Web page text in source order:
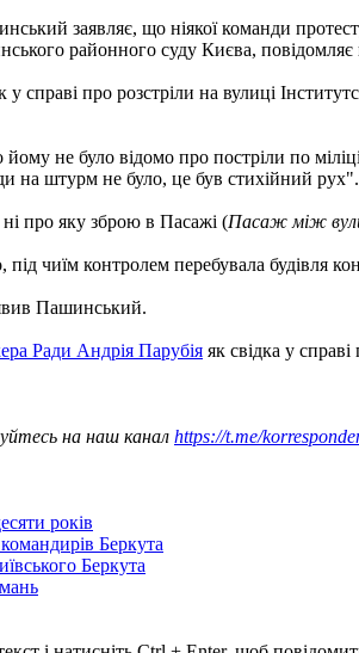
заявляє, що ніякої команди
районного суду Києва,
справі про розстріли на вулиці
не було відомо про постріли по
на штурм не було, це був стихійний рух".
про яку зброю в Пасажі (Пасаж між
чиїм контролем перебувала будівля
Пашинський.
Ради Андрія Парубія як свідка у
на наш канал https://t.me/
років
Беркута
Беркута